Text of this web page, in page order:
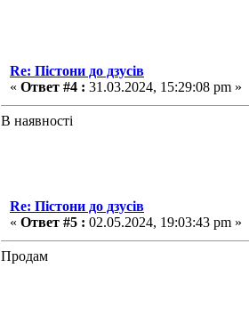
Re: Пістони до дзусів
« Ответ #4 : 31.03.2024, 15:29:08 pm »
В наявності
Re: Пістони до дзусів
« Ответ #5 : 02.05.2024, 19:03:43 pm »
Продам